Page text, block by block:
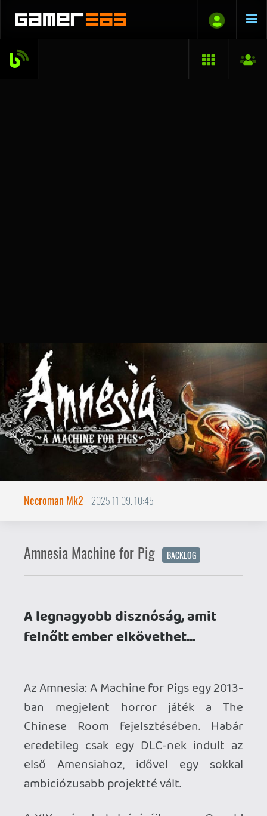
Necroman Mk2 2025.11.09. 10:45
Amnesia Machine for Pig BACKLOG
A legnagyobb disznóság, amit
felnőtt ember elkövethet...
Az Amnesia: A Machine for Pigs egy 2013-
Chinese Room fejelsztésében. Habár
eredetileg csak egy DLC-nek indult az
első Amensiahoz, idővel egy sokkal
A XIX. század utolsó óráiban egy Oswald
Mandus nevű iparmágnás felébred az
vágóhídra, majd egyre mélyebbre hatol
egy különös gépekkel teli steampunk
pokolban, ahol két lábon álló disznók
élnek. Útja közben hol a gyerekei
hangjait hallja, hol egy titokzatos idegent
a hangszórókból, opcionálisan pedig
rögzített beszélgetéseket a